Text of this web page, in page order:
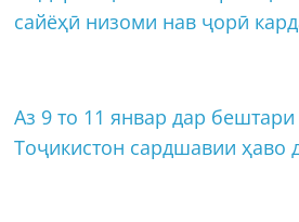
сайёҳӣ низоми нав ҷорӣ
Аз 9 то 11 январ дар
Тоҷикистон сардшавии ҳаво